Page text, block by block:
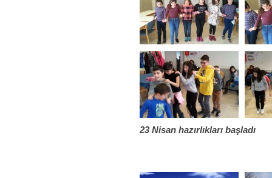
23 Nisan hazırlıkları başladı